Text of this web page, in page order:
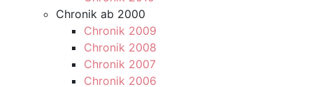
Chronik ab 2000
Chronik 2009
Chronik 2008
Chronik 2007
Chronik 2006